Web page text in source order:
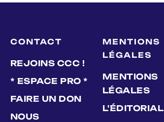
CONTACT
REJOINS CCC !
* ESPACE PRO *
FAIRE UN DON
NOUS
MENTIONS
LÉGALES
MENTIONS
LÉGALES
L'ÉDITORIAL